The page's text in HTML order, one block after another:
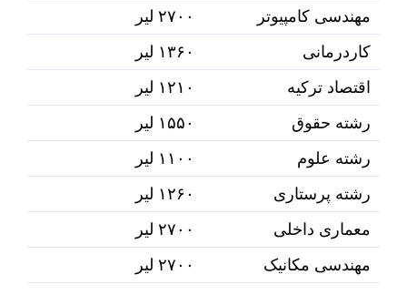
مهندسی کامپیوتر
۲۷۰۰ لیر
کاردرمانی
۱۳۶۰ لیر
اقتصاد ترکیه
۱۲۱۰ لیر
رشته حقوق
۱۵۵۰ لیر
رشته علوم
۱۱۰۰ لیر
رشته پرستاری
۱۲۶۰ لیر
معماری داخلی
۲۷۰۰ لیر
مهندسی مکانیک
۲۷۰۰ لیر